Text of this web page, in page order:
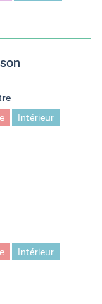
Intérieur
Intérieur